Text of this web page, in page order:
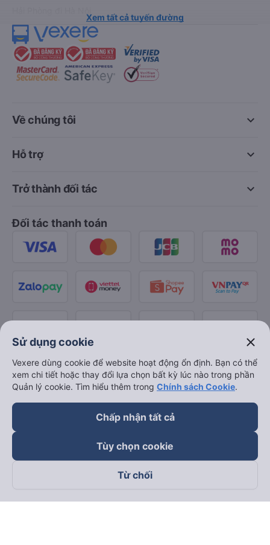
Xem tất cả tuyến đường
keyboard_arrow_down
Về chúng tôi
keyboard_arrow_down
Hỗ trợ
keyboard_arrow_down
Trở thành đối tác
Đối tác thanh toán
Theo dõi chúng tôi trên
Sử dụng cookie close
Vexere dùng cookie để website hoạt động ổn định. Bạn có thể
xem chi tiết hoặc thay đổi lựa chọn bất kỳ lúc nào trong phần
Quản lý cookie. Tìm hiểu thêm trong Chính sách Cookie.
Chấp nhận tất cả
Tùy chọn cookie
Từ chối